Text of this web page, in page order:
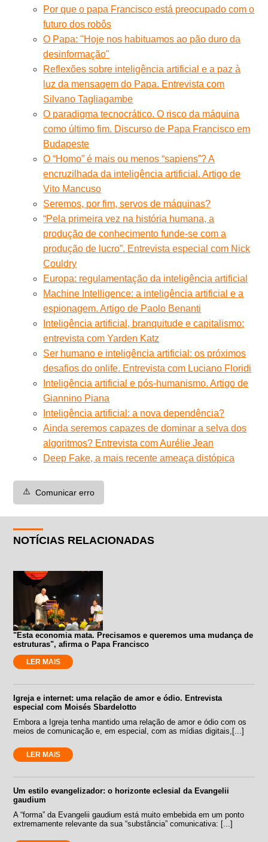
Por que o papa Francisco está preocupado com o
futuro dos robôs
O Papa: "Hoje nos habituamos ao pão duro da
desinformação"
Reflexões sobre inteligência artificial e a paz à
luz da mensagem do Papa. Entrevista com
Silvano Tagliagambe
O paradigma tecnocrático. O risco da máquina
como último fim. Discurso de Papa Francisco em
Budapeste
O “Homo” é mais ou menos “sapiens”? A
encruzilhada da inteligência artificial. Artigo de
Vito Mancuso
Seremos, por fim, servos de máquinas?
“Pela primeira vez na história humana, a
produção de conhecimento funde-se com a
produção de lucro”. Entrevista especial com Nick
Couldry
Europa: regulamentação da inteligência artificial
Machine Intelligence: a inteligência artificial e a
espionagem. Artigo de Paolo Benanti
Inteligência artificial, branquitude e capitalismo:
entrevista com Yarden Katz
Ser humano e inteligência artificial: os próximos
desafios do onlife. Entrevista com Luciano Floridi
Inteligência artificial e pós-humanismo. Artigo de
Giannino Piana
Inteligência artificial: a nova dependência?
Ainda seremos capazes de dominar a selva dos
algoritmos? Entrevista com Aurélie Jean
Deep Fake, a mais recente ameaça distópica
⚠️ Comunicar erro
NOTÍCIAS RELACIONADAS
"Esta economia mata. Precisamos e queremos uma mudança de
estruturas", afirma o Papa Francisco
LER MAIS
Igreja e internet: uma relação de amor e ódio. Entrevista
especial com Moisés Sbardelotto
Embora a Igreja tenha mantido uma relação de amor e ódio com os
meios de comunicação e, em especial, com as mídias digitais,[...]
LER MAIS
Um estilo evangelizador: o horizonte eclesial da Evangelii
gaudium
A “forma” da Evangelii gaudium está muito embebida em um ponto
extremamente relevante da sua “substância” comunicativa: [...]